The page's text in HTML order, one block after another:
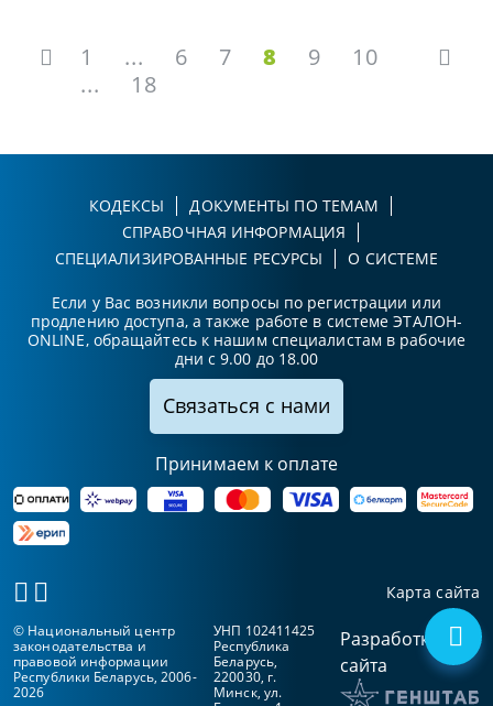
1 ... 6 7 8 9
10
...
18
КОДЕКСЫ
ДОКУМЕНТЫ ПО ТЕМАМ
СПРАВОЧНАЯ ИНФОРМАЦИЯ
СПЕЦИАЛИЗИРОВАННЫЕ РЕСУРСЫ
О СИСТЕМЕ
Если у Вас возникли вопросы по регистрации или
продлению доступа, а также работе в системе ЭТАЛОН-
ONLINE, обращайтесь к нашим специалистам в рабочие
дни с 9.00 до 18.00
Связаться с нами
Принимаем к оплате
Карта сайта
© Национальный центр
законодательства и
правовой информации
Республики Беларусь, 2006-
2026
УНП 102411425
Республика
Беларусь,
220030, г.
Минск, ул.
Разработка
сайта